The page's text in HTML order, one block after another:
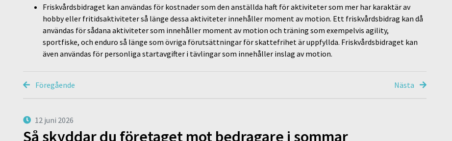
Friskvårdsbidraget kan användas för kostnader som den anställda haft för aktiviteter som mer har karaktär av
hobby eller fritidsaktiviteter så länge dessa aktiviteter innehåller moment av motion. Ett friskvårdsbidrag kan då
användas för sådana aktiviteter som innehåller moment av motion och träning som exempelvis agility,
sportfiske, och enduro så länge som övriga förutsättningar för skattefrihet är uppfyllda. Friskvårdsbidraget kan
även användas för personliga startavgifter i tävlingar som innehåller inslag av motion.
Föregående Nästa
12 juni 2026
Så skyddar du företaget mot bedragare i sommar